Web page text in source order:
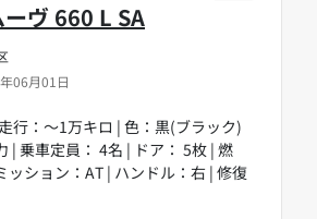
06月01日
ヴ 660 L SA
行：～1万キロ | 色：黒(ブラック)
| 乗車定員： 4名 | ドア： 5枚 | 燃
ッション：AT | ハンドル：右 | 修復